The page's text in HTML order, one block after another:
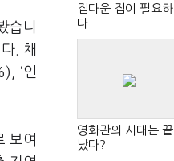
습니
. 채
‘인
보여
집다운 집이 필요하
다
영화관의 시대는 끝
났다?